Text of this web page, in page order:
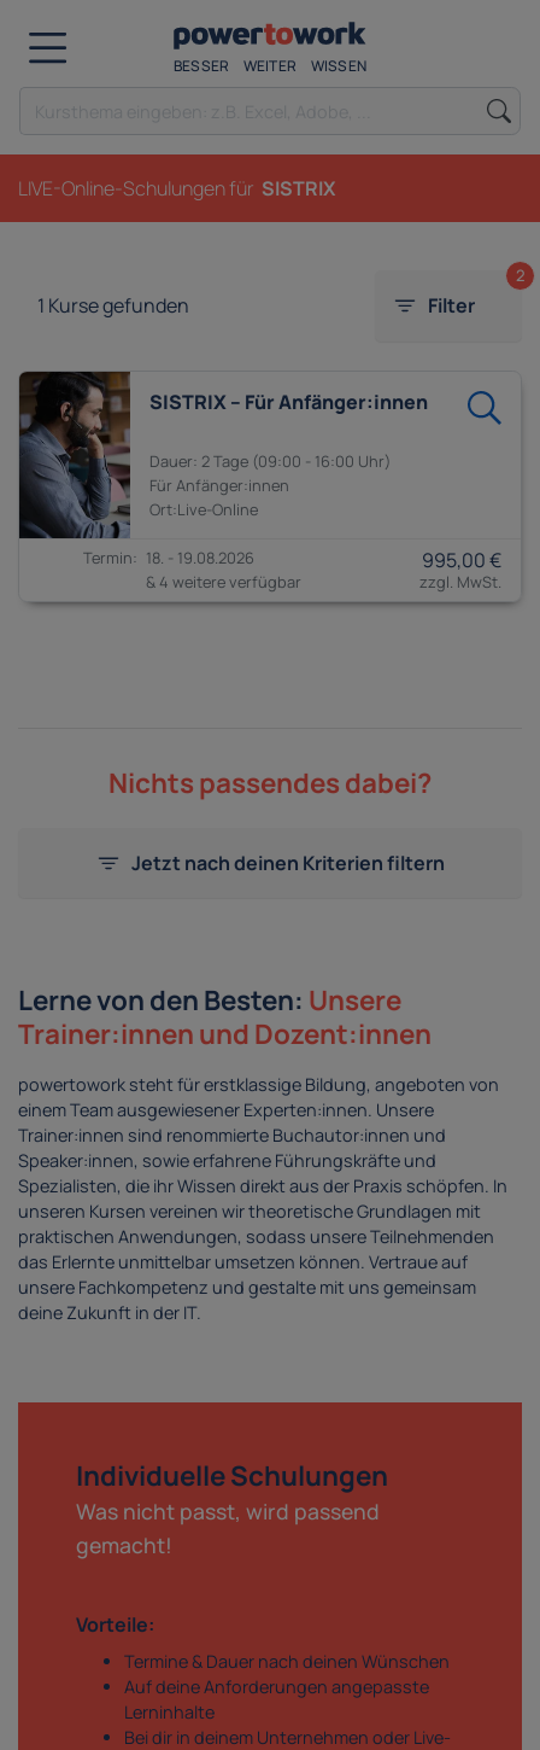
BESSER WEITER WISSEN
LIVE-Online-Schulungen für SISTRIX
1 Kurse gefunden Filter
2
SISTRIX – Für Anfänger:innen
2 Tage 09:00 - 16:00
Anfänger:innen
18. - 19.08.2026
& 4 weitere verfügbar
995,00 €
Nichts passendes dabei?
Jetzt nach deinen Kriterien filtern
Lerne von den Besten: Unsere
Trainer:innen und Dozent:innen
powertowork steht für erstklassige Bildung, angeboten von
einem Team ausgewiesener Experten:innen. Unsere
Trainer:innen sind renommierte Buchautor:innen und
Speaker:innen, sowie erfahrene Führungskräfte und
Spezialisten, die ihr Wissen direkt aus der Praxis schöpfen. In
unseren Kursen vereinen wir theoretische Grundlagen mit
praktischen Anwendungen, sodass unsere Teilnehmenden
das Erlernte unmittelbar umsetzen können. Vertraue auf
unsere Fachkompetenz und gestalte mit uns gemeinsam
deine Zukunft in der IT.
Individuelle Schulungen
Was nicht passt, wird passend
gemacht!
Vorteile:
Termine & Dauer nach deinen Wünschen
Auf deine Anforderungen angepasste
Lerninhalte
Bei dir in deinem Unternehmen oder Live-